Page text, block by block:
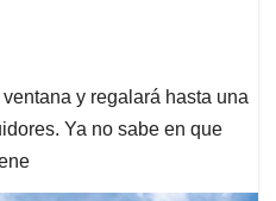
y regalará hasta una
Ya no sabe en que